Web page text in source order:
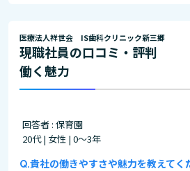
医療法人祥世会 IS歯科クリニック新三郷
現職社員の口コミ・評判
働く魅力
回答者 : 保育園
20代 | 女性 | 0～3年
貴社の働きやすさや魅力を教えてく